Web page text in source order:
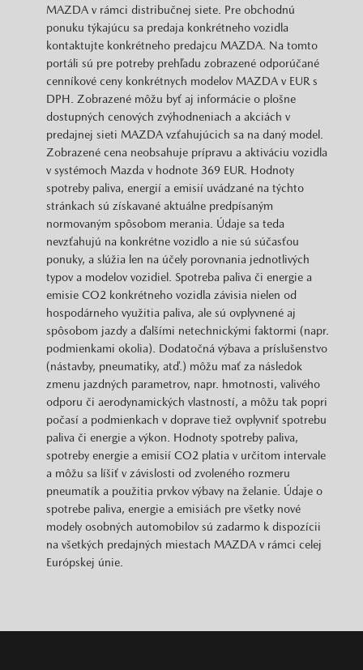
MAZDA v rámci distribučnej siete. Pre obchodnú
ponuku týkajúcu sa predaja konkrétneho vozidla
kontaktujte konkrétneho predajcu MAZDA. Na tomto
portáli sú pre potreby prehľadu zobrazené odporúčané
cenníkové ceny konkrétnych modelov MAZDA v EUR s
DPH. Zobrazené môžu byť aj informácie o plošne
dostupných cenových zvýhodneniach a akciách v
predajnej sieti MAZDA vzťahujúcich sa na daný model.
Zobrazené cena neobsahuje prípravu a aktiváciu vozidla
v systémoch Mazda v hodnote 369 EUR. Hodnoty
spotreby paliva, energií a emisií uvádzané na týchto
stránkach sú získavané aktuálne predpísaným
normovaným spôsobom merania. Údaje sa teda
nevzťahujú na konkrétne vozidlo a nie sú súčasťou
ponuky, a slúžia len na účely porovnania jednotlivých
typov a modelov vozidiel. Spotreba paliva či energie a
emisie CO2 konkrétneho vozidla závisia nielen od
hospodárneho využitia paliva, ale sú ovplyvnené aj
spôsobom jazdy a ďalšími netechnickými faktormi (napr.
podmienkami okolia). Dodatočná výbava a príslušenstvo
(nástavby, pneumatiky, atď.) môžu mať za následok
zmenu jazdných parametrov, napr. hmotnosti, valivého
odporu či aerodynamických vlastností, a môžu tak popri
počasí a podmienkach v doprave tiež ovplyvniť spotrebu
paliva či energie a výkon. Hodnoty spotreby paliva,
spotreby energie a emisií CO2 platia v určitom intervale
a môžu sa líšiť v závislosti od zvoleného rozmeru
pneumatík a použitia prvkov výbavy na želanie. Údaje o
spotrebe paliva, energie a emisiách pre všetky nové
modely osobných automobilov sú zadarmo k dispozícii
na všetkých predajných miestach MAZDA v rámci celej
Európskej únie.